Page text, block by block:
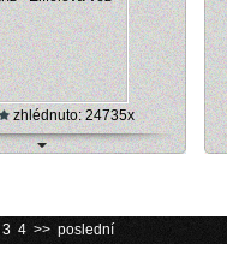
zhlédnuto: 24735x
3 4 >> poslední